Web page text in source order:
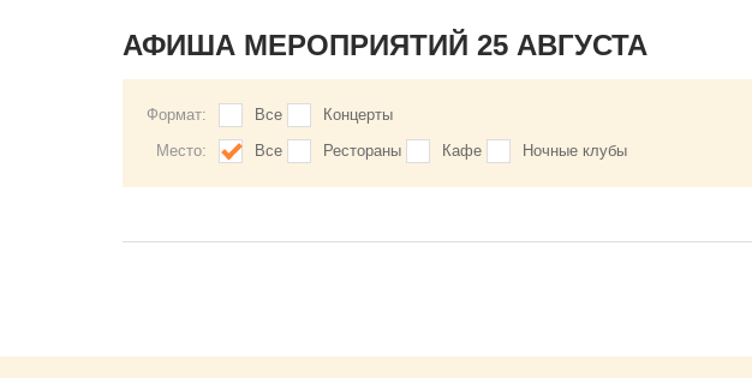
АФИША МЕРОПРИЯТИЙ 25 АВГУСТА
Формат: Все
Концерты
Место:
Все Рестораны Кафе Ночные клубы